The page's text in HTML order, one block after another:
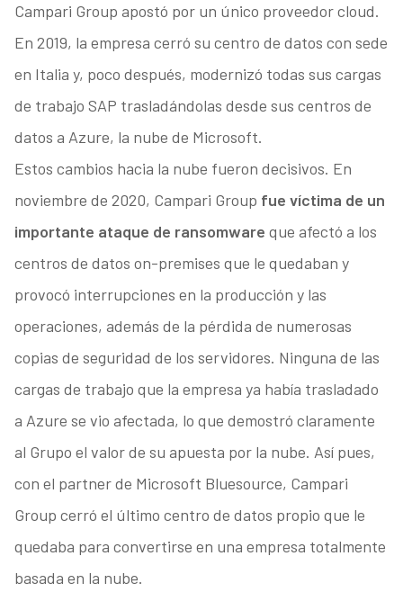
Campari Group apostó por un único proveedor cloud.
En 2019, la empresa cerró su centro de datos con sede
en Italia y, poco después, modernizó todas sus cargas
de trabajo SAP trasladándolas desde sus centros de
datos a Azure, la nube de Microsoft.
Estos cambios hacia la nube fueron decisivos. En
noviembre de 2020, Campari Group fue víctima de un
importante ataque de ransomware que afectó a los
centros de datos on-premises que le quedaban y
provocó interrupciones en la producción y las
operaciones, además de la pérdida de numerosas
copias de seguridad de los servidores. Ninguna de las
cargas de trabajo que la empresa ya había trasladado
a Azure se vio afectada, lo que demostró claramente
al Grupo el valor de su apuesta por la nube. Así pues,
con el partner de Microsoft Bluesource, Campari
Group cerró el último centro de datos propio que le
quedaba para convertirse en una empresa totalmente
basada en la nube.